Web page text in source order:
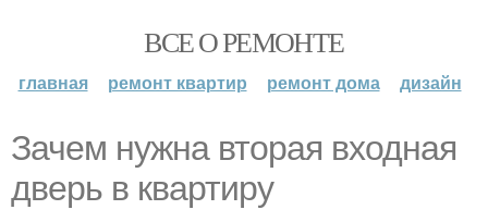
ВСЕ О РЕМОНТЕ
главная ремонт квартир ремонт дома дизайн
Зачем нужна вторая входная
дверь в квартиру